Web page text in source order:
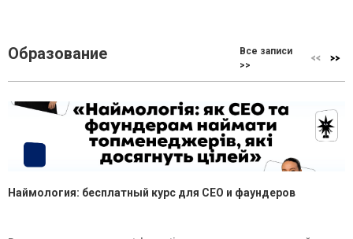
Образование
Все записи
>>
Наймология: бесплатный курс для CEO и фаундеров